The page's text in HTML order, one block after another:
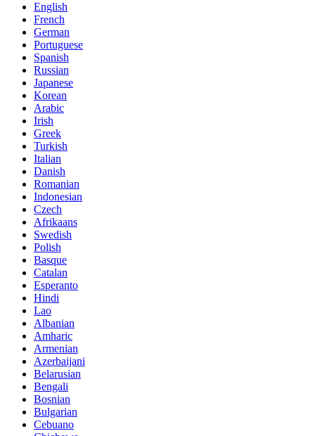
English
French
German
Portuguese
Spanish
Russian
Japanese
Korean
Arabic
Irish
Greek
Turkish
Italian
Danish
Romanian
Indonesian
Czech
Afrikaans
Swedish
Polish
Basque
Catalan
Esperanto
Hindi
Lao
Albanian
Amharic
Armenian
Azerbaijani
Belarusian
Bengali
Bosnian
Bulgarian
Cebuano